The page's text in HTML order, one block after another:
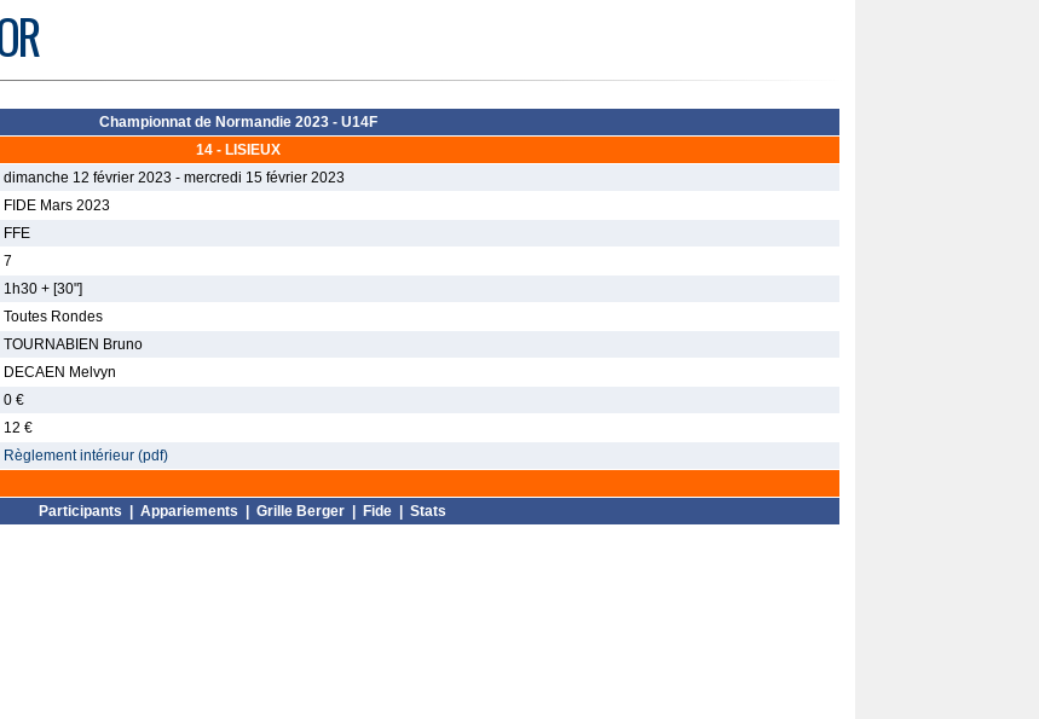
Championnat de Normandie 2023 - U14F
14 - LISIEUX
dimanche 12 février 2023 - mercredi 15 février 2023
FIDE Mars 2023
FFE
7
1h30 + [30"]
Toutes Rondes
TOURNABIEN Bruno
DECAEN Melvyn
0 €
12 €
Règlement intérieur (pdf)
Participants Appariements Grille Berger| Fide| Stats